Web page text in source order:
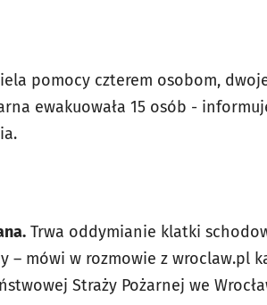
pomocy czterem osobom,
ewakuowała 15 osób -
Trwa oddymianie klatki
– mówi w rozmowie z wroclaw.pl
Straży Pożarnej we